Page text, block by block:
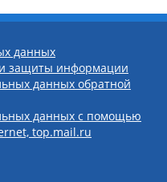
данных
защиты информации
данных обратной
данных с помощью
top.mail.ru